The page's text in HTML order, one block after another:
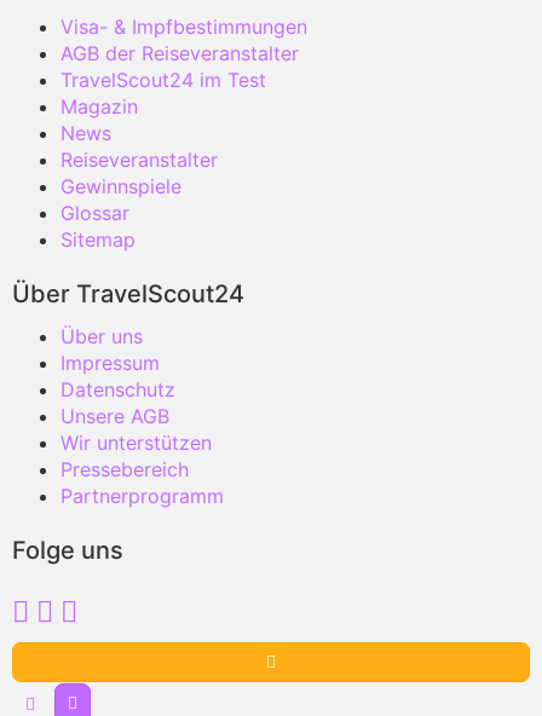
Visa- & Impfbestimmungen
AGB der Reiseveranstalter
TravelScout24 im Test
Magazin
News
Reiseveranstalter
Gewinnspiele
Glossar
Sitemap
Über TravelScout24
Über uns
Impressum
Datenschutz
Unsere AGB
Wir unterstützen
Pressebereich
Partnerprogramm
Folge uns